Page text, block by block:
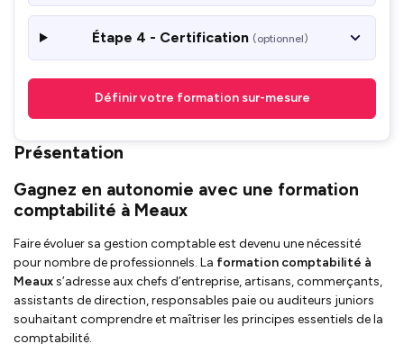
Étape 4 - Certification (optionnel)
Définir votre formation sur-mesure
Présentation
Gagnez en autonomie avec une formation
comptabilité à Meaux
Faire évoluer sa gestion comptable est devenu une nécessité
pour nombre de professionnels. La formation comptabilité à
Meauxs’adresse aux chefs d’entreprise, artisans, commerçants,
assistants de direction, responsables paie ou auditeurs juniors
souhaitant comprendre et maîtriser les principes essentiels de la
comptabilité.